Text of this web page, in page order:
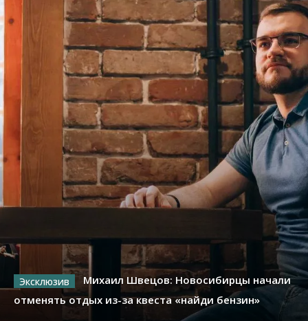
Михаил Швецов: Новосибирцы начали
отменять отдых из-за квеста «найди бензин»